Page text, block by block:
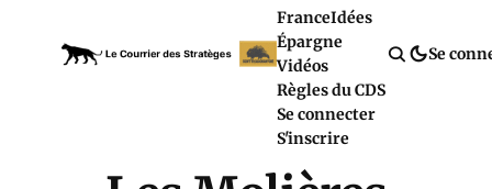
FranceIdées
Épargne
Vidéos
Règles du CDS
Se connecter
S'inscrire
Se